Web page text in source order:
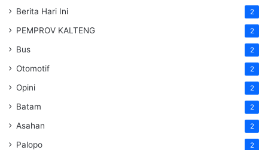
Berita Hari Ini 2
PEMPROV KALTENG 2
Bus 2
Otomotif 2
Opini 2
Batam 2
Asahan 2
Palopo 2